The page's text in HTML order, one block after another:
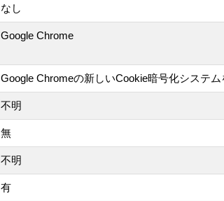
なし
Google Chrome
Google Chromeの新しいCookie暗号化システ
不明
無
不明
有